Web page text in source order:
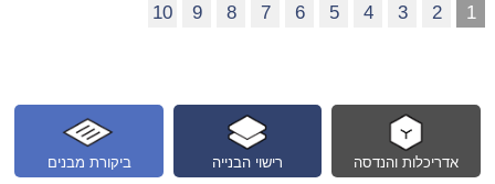
1
2
3
4
5
6
7
8
9
10
ביקורת מבנים רישוי הבנייה אדריכלות והנדסה